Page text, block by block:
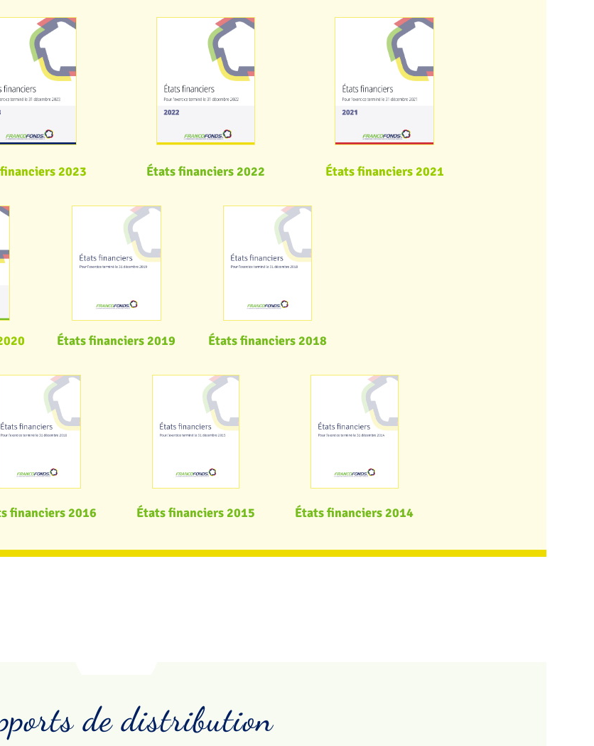
2023 États financiers 2022 États financiers 2021
États financiers 2019 États financiers 2018
financiers 2016 États financiers 2015 États financiers 2014
de distribution